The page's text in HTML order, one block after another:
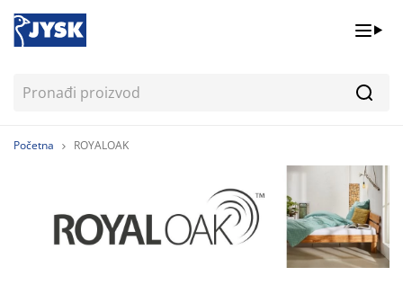
Početna ROYALOAK